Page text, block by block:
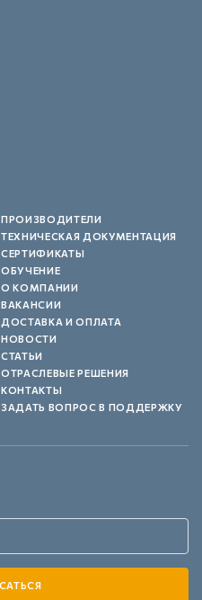
ПРОИЗВОДИТЕЛИ
ТЕХНИЧЕСКАЯ ДОКУМЕНТАЦИЯ
СЕРТИФИКАТЫ
ОБУЧЕНИЕ
О КОМПАНИИ
ВАКАНСИИ
ДОСТАВКА И ОПЛАТА
НОВОСТИ
СТАТЬИ
ОТРАСЛЕВЫЕ РЕШЕНИЯ
КОНТАКТЫ
ЗАДАТЬ ВОПРОС В ПОДДЕРЖКУ